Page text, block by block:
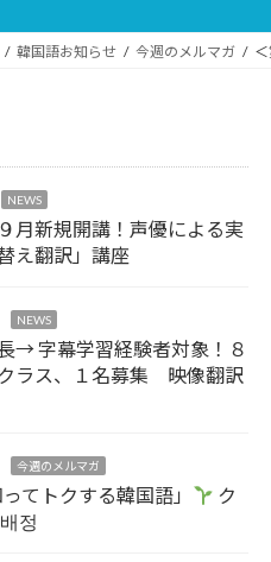
韓国語お知らせ 今週のメルマガ
NEWS
月新規開講！声優による実
え翻訳」講座
NEWS
→ 字幕学習経験者対象！８
ラス、１名募集 映像翻訳
今週のメルマガ
てトクする韓国語」
ク
정